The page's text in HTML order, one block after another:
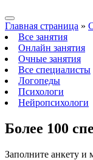
Главная страница »
Все занятия
Онлайн занятия
Очные занятия
Все специалисты
Логопеды
Психологи
Нейропсихологи
Более 100
Заполните анкету и